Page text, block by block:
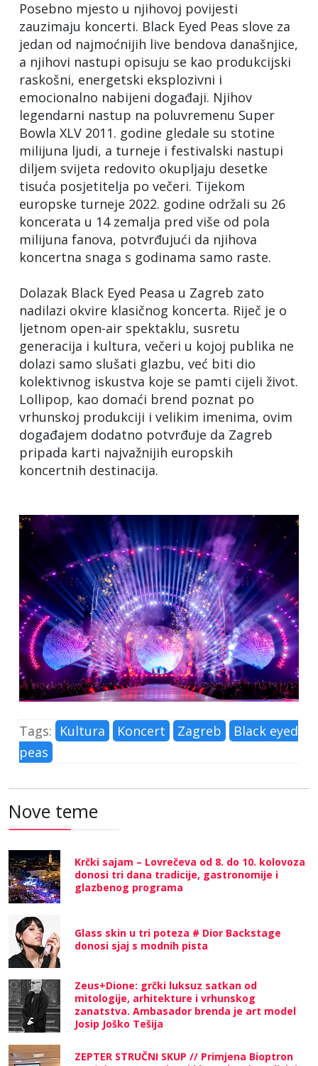
Posebno mjesto u njihovoj povijesti
zauzimaju koncerti. Black Eyed Peas slove za
jedan od najmoćnijih live bendova današnjice,
a njihovi nastupi opisuju se kao produkcijski
raskošni, energetski eksplozivni i
emocionalno nabijeni događaji. Njihov
legendarni nastup na poluvremenu Super
Bowla XLV 2011. godine gledale su stotine
milijuna ljudi, a turneje i festivalski nastupi
diljem svijeta redovito okupljaju desetke
tisuća posjetitelja po večeri. Tijekom
europske turneje 2022. godine održali su 26
koncerata u 14 zemalja pred više od pola
milijuna fanova, potvrđujući da njihova
koncertna snaga s godinama samo raste.
Dolazak Black Eyed Peasa u Zagreb zato
nadilazi okvire klasičnog koncerta. Riječ je o
ljetnom open-air spektaklu, susretu
generacija i kultura, večeri u kojoj publika ne
dolazi samo slušati glazbu, već biti dio
kolektivnog iskustva koje se pamti cijeli život.
Lollipop, kao domaći brend poznat po
vrhunskoj produkciji i velikim imenima, ovim
događajem dodatno potvrđuje da Zagreb
pripada karti najvažnijih europskih
koncertnih destinacija.
Tags: Kultura Koncert Zagreb
Black eyed
peas
Nove teme
Krčki sajam – Lovrečeva od 8. do 10. kolovoza
donosi tri dana tradicije, gastronomije i
glazbenog programa
Glass skin u tri poteza # Dior Backstage
donosi sjaj s modnih pista
Zeus+Dione: grčki luksuz satkan od
mitologije, arhitekture i vrhunskog
zanatstva. Ambasador brenda je art model
Josip Joško Tešija
ZEPTER STRUČNI SKUP // Primjena Bioptron